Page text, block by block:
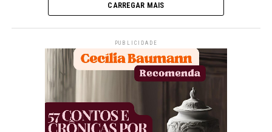
CARREGAR MAIS
PUBLICIDADE